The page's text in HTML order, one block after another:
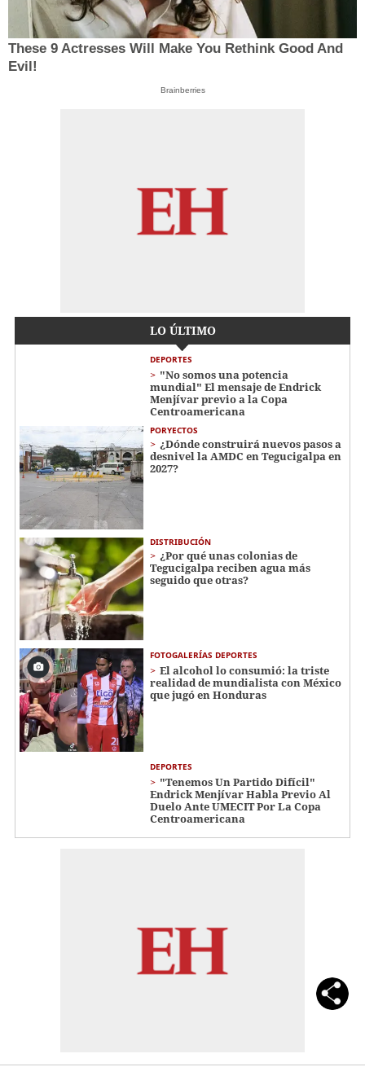
These 9 Actresses Will Make You Rethink Good And
Evil!
Brainberries
LO ÚLTIMO
DEPORTES
"No somos una potencia
mundial" El mensaje de Endrick
Menjívar previo a la Copa
Centroamericana
PORYECTOS
¿Dónde construirá nuevos pasos a
desnivel la AMDC en Tegucigalpa en
2027?
DISTRIBUCIÓN
¿Por qué unas colonias de
Tegucigalpa reciben agua más
seguido que otras?
FOTOGALERÍAS DEPORTES
El alcohol lo consumió: la triste
realidad de mundialista con México
que jugó en Honduras
DEPORTES
"Tenemos Un Partido Difícil"
Endrick Menjívar Habla Previo Al
Duelo Ante UMECIT Por La Copa
Centroamericana